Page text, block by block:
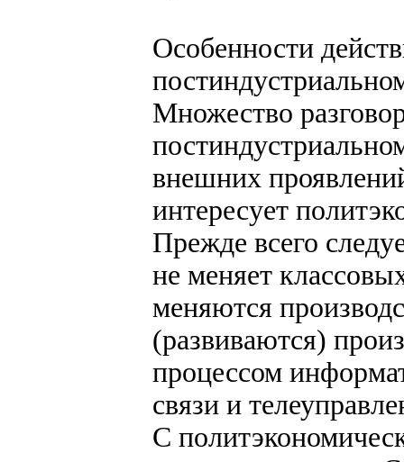
Особенности
Множество
внешних
интересует
Прежде всего
не меняет
меняются
(развиваются)
процессом
связи и
С